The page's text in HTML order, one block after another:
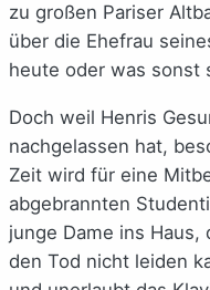
zu großen Pariser
über die Ehefrau
heute oder was sonst
Doch weil Henris
nachgelassen hat,
Zeit wird für eine
abgebrannten
junge Dame ins Haus,
den Tod nicht leiden